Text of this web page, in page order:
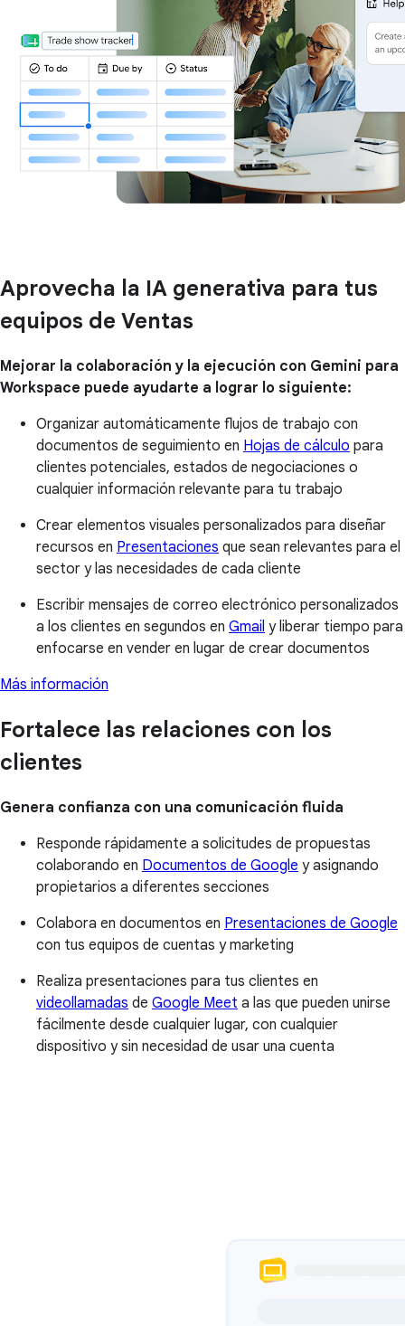
Aprovecha la IA generativa para tus
equipos de Ventas
Mejorar la colaboración y la ejecución con Gemini para
Workspace puede ayudarte a lograr lo siguiente:
Organizar automáticamente flujos de trabajo con
documentos de seguimiento en Hojas de cálculo para
clientes potenciales, estados de negociaciones o
cualquier información relevante para tu trabajo
Crear elementos visuales personalizados para diseñar
recursos en Presentaciones que sean relevantes para el
sector y las necesidades de cada cliente
Escribir mensajes de correo electrónico personalizados
a los clientes en segundos en Gmail y liberar tiempo para
enfocarse en vender en lugar de crear documentos
Más información
Fortalece las relaciones con los
clientes
Genera confianza con una comunicación fluida
Responde rápidamente a solicitudes de propuestas
colaborando en Documentos de Google y asignando
propietarios a diferentes secciones
Colabora en documentos en Presentaciones de Google
con tus equipos de cuentas y marketing
Realiza presentaciones para tus clientes en
videollamadas de Google Meet a las que pueden unirse
fácilmente desde cualquier lugar, con cualquier
dispositivo y sin necesidad de usar una cuenta